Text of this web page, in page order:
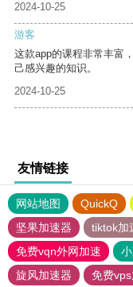
2024-10-25
游客
这款app的课程非常丰富
己感兴趣的知识。
2024-10-25
友情链接
网站地图 QuickQ
坚果加速器
tiktok加
免费vqn外网加速
旋风加速器
免费